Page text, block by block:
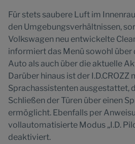
Für stets saubere Luft im
den Umgebungsverhältnissen,
Volkswagen neu entwickelte
informiert das Menü sowohl über
Auto als auch über die aktuelle
Darüber hinaus ist der I.D.CROZZ
Sprachassistenten ausgestattet,
Schließen der Türen über einen
ermöglicht. Ebenfalls per
vollautomatisierte Modus „I.D.
deaktiviert.